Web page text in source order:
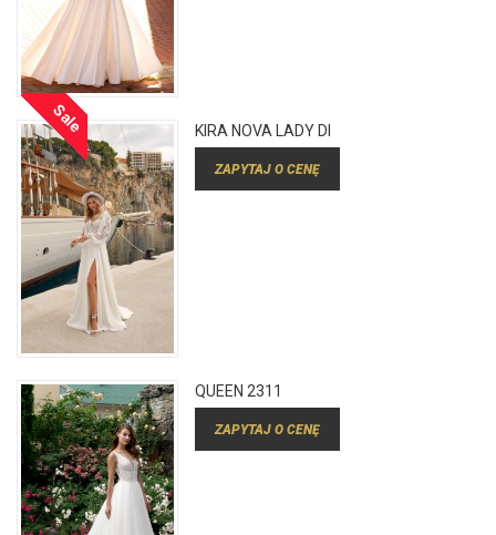
Sale KIRA NOVA LADY DI
ZAPYTAJ O CENĘ
QUEEN 2311
ZAPYTAJ O CENĘ